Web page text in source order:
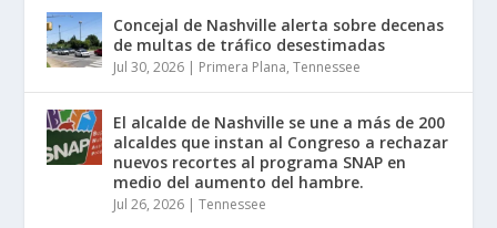
Concejal de Nashville alerta sobre decenas
de multas de tráfico desestimadas
Jul 30, 2026 | Primera Plana,Tennessee
El alcalde de Nashville se une a más de 200
alcaldes que instan al Congreso a rechazar
nuevos recortes al programa SNAP en
medio del aumento del hambre.
Jul 26, 2026 |Tennessee